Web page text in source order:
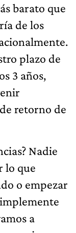
barato que
de los
plazo de
3 años,
retorno de
Nadie
lo que
o empezar
a